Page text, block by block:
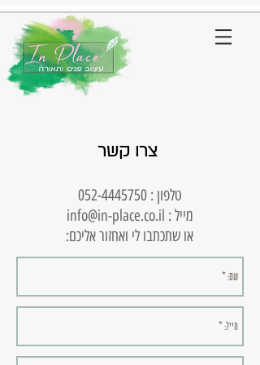
צרו קשר
טלפון :052-4445750
מייל : info@in-place.co.il
או שתכתבו לי ואחזור אליכם: